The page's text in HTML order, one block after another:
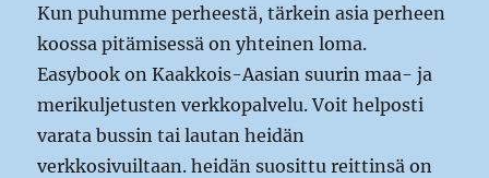
Kun puhumme perheestä, tärkein asia perheen
koossa pitämisessä on yhteinen loma.
Easybook on Kaakkois-Aasian suurin maa- ja
merikuljetusten verkkopalvelu. Voit helposti
varata bussin tai lautan heidän
verkkosivuiltaan. heidän suosittu reittinsä on